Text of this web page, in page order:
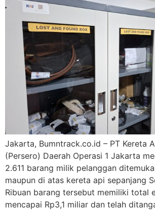
Jakarta, Bumntrack.co.id – PT Kereta
(Persero) Daerah Operasi 1 Jakarta
2.611 barang milik pelanggan
maupun di atas kereta api sepanjang
Ribuan barang tersebut memiliki total
mencapai Rp3,1 miliar dan telah